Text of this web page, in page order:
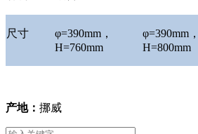
尺寸 φ=390mm ，
H=760mm
φ=390mm ，
H=800mm
产地： 挪威